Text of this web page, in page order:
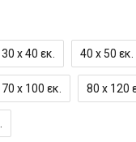
30 x 40 εκ. 40 x 50 εκ.
70 x 100 εκ. 80 x 120